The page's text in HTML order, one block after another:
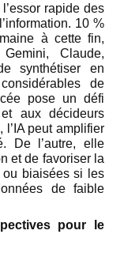
rapide des
10 %
à cette fin,
Claude,
synthétiser en
de
pose un défi
aux décideurs
l’IA peut amplifier
De l’autre, elle
et de favoriser la
ou biaisées si les
de faible
pour le